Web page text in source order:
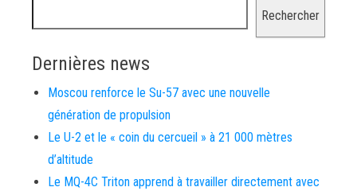
Rechercher
Dernières news
Moscou renforce le Su-57 avec une nouvelle
génération de propulsion
Le U-2 et le « coin du cercueil » à 21 000 mètres
d’altitude
Le MQ-4C Triton apprend à travailler directement avec